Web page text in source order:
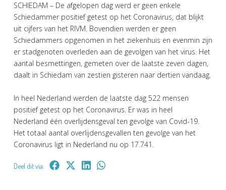
SCHIEDAM – De afgelopen dag werd er geen enkele
Schiedammer positief getest op het Coronavirus, dat blijkt
uit cijfers van het RIVM. Bovendien werden er geen
Schiedammers opgenomen in het ziekenhuis en evenmin zijn
er stadgenoten overleden aan de gevolgen van het virus. Het
aantal besmettingen, gemeten over de laatste zeven dagen,
daalt in Schiedam van zestien gisteren naar dertien vandaag.
In heel Nederland werden de laatste dag 522 mensen
positief getest op het Coronavirus. Er was in heel
Nederland één overlijdensgeval ten gevolge van Covid-19.
Het totaal aantal overlijdensgevallen ten gevolge van het
Coronavirus ligt in Nederland nu op 17.741.
Deel dit via: